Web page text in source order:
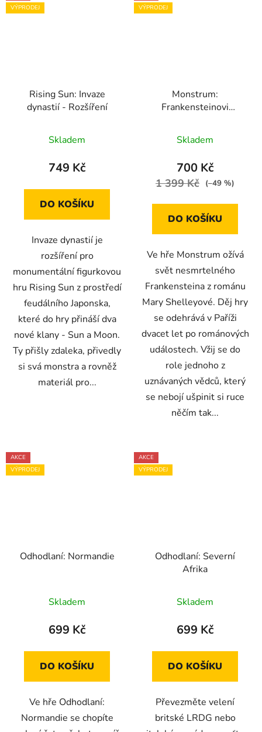
VÝPRODEJ
Rising Sun: Invaze
dynastií - Rozšíření
Skladem
749 Kč
DO KOŠÍKU
Invaze dynastií je
rozšíření pro
monumentální figurkovou
hru Rising Sun z prostředí
feudálního Japonska,
které do hry přináší dva
nové klany - Sun a Moon.
Ty přišly zdaleka, přivedly
si svá monstra a rovněž
materiál pro...
VÝPRODEJ
Monstrum:
Frankensteinovi
Skladem
700 Kč
1 399 Kč (–49 %)
DO KOŠÍKU
Ve hře Monstrum ožívá
svět nesmrtelného
Frankensteina z románu
Mary Shelleyové. Děj hry
se odehrává v Paříži
dvacet let po románových
událostech. Vžij se do
role jednoho z
uznávaných vědců, který
se nebojí ušpinit si ruce
něčím tak...
AKCE
VÝPRODEJ
Odhodlaní: Normandie
Skladem
699 Kč
DO KOŠÍKU
Ve hře Odhodlaní:
Normandie se chopíte
AKCE
VÝPRODEJ
Odhodlaní: Severní
Afrika
Skladem
699 Kč
DO KOŠÍKU
Převezměte velení
britské LRDG nebo